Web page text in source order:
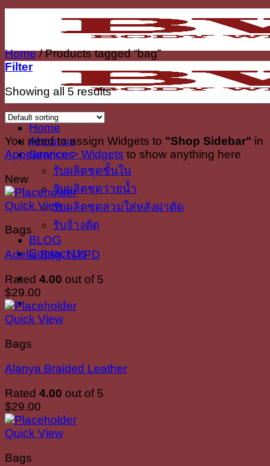
Skip
Home
About us
Services
รับผลิตชุดชั้นใน
รับผลิตชุดว่ายน้ำ
รับผลิตชุดสวมใส่หลังผ่าตัด
รับจ้างตัด
BLOG
Contact Us
Home /Products tagged “bag”
Filter
Showing all 5 results
You need to assign Widgets to "Shop Sidebar" in
Appearance > Widgets to show anything here
New
Quick View
Bags
Adelia Bag, NYPD
Rated 4.00 out of 5
$29.00
Quick View
Bags
Alanya Braided Leather
Rated 4.00 out of 5
$29.00
Quick View
Bags